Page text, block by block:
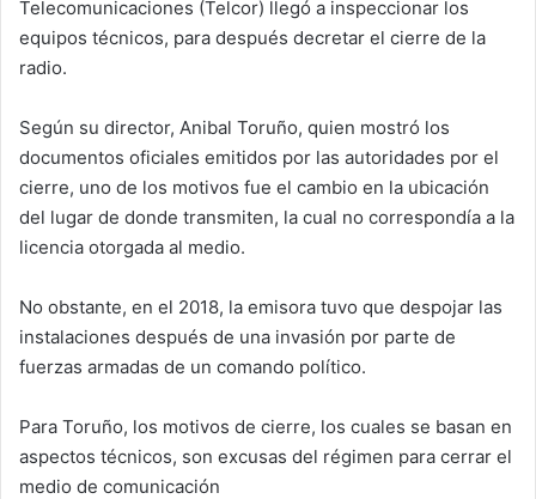
Telecomunicaciones (Telcor) llegó a inspeccionar los
equipos técnicos, para después decretar el cierre de la
radio.
Según su director, Anibal Toruño, quien mostró los
documentos oficiales emitidos por las autoridades por el
cierre, uno de los motivos fue el cambio en la ubicación
del lugar de donde transmiten, la cual no correspondía a la
licencia otorgada al medio.
No obstante, en el 2018, la emisora tuvo que despojar las
instalaciones después de una invasión por parte de
fuerzas armadas de un comando político.
Para Toruño, los motivos de cierre, los cuales se basan en
aspectos técnicos, son excusas del régimen para cerrar el
medio de comunicación